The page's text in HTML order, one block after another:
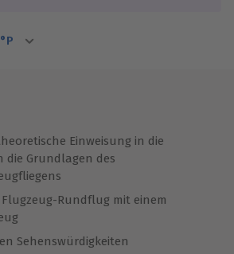
°P
Einweisung in die
die Grundlagen des
Flugzeug-Rundflug mit einem
Sehenswürdigkeiten